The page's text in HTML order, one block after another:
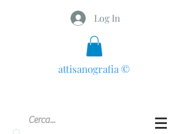
Log In
attisanografia ©